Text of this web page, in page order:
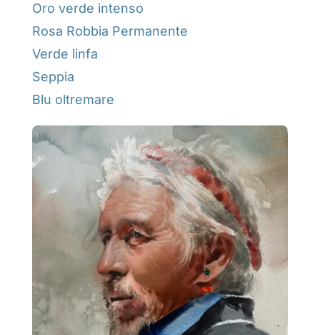
Oro verde intenso
Rosa Robbia Permanente
Verde linfa
Seppia
Blu oltremare